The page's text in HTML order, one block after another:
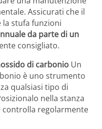
Assicurati che il
la stufa funzioni
da parte di un
consigliato.
di carbonio Un
è uno strumento
qualsiasi tipo di
nella stanza
controlla regolarmente